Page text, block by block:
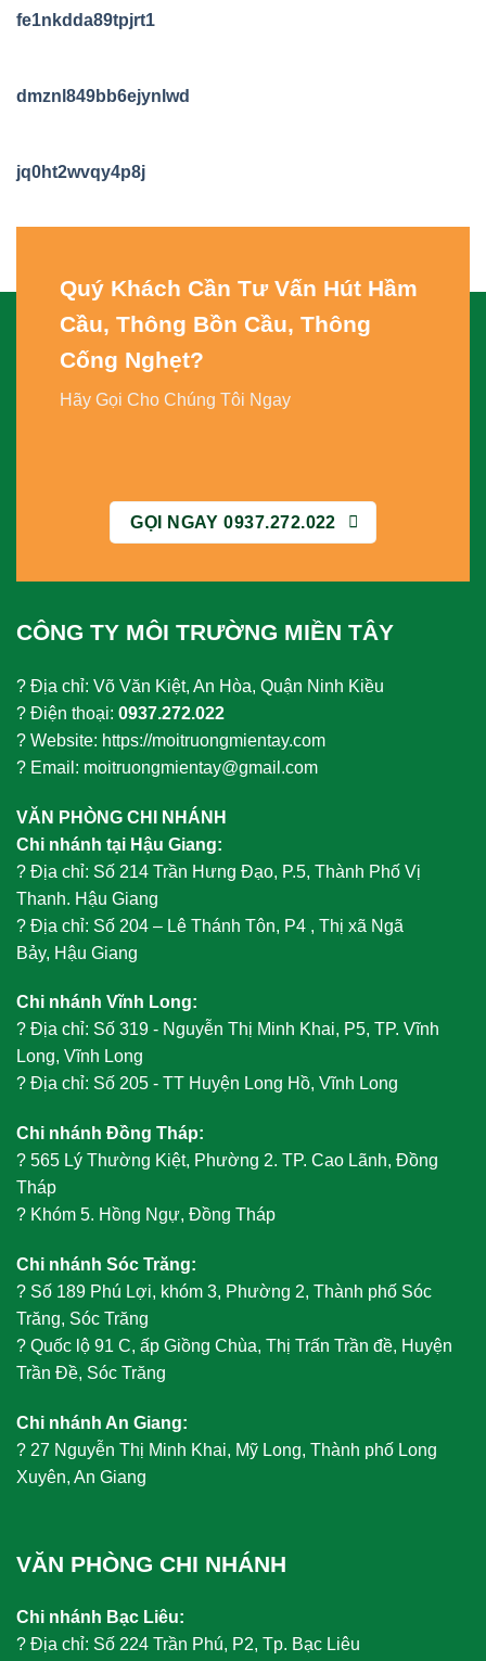
fe1nkdda89tpjrt1
dmznl849bb6ejynlwd
jq0ht2wvqy4p8j
Quý Khách Cần Tư Vấn Hút Hầm
Cầu, Thông Bồn Cầu, Thông
Cống Nghẹt?
Hãy Gọi Cho Chúng Tôi Ngay
GỌI NGAY 0937.272.022
CÔNG TY MÔI TRƯỜNG MIỀN TÂY
? Địa chỉ: Võ Văn Kiệt, An Hòa, Quận Ninh Kiều
? Điện thoại: 0937.272.022
? Website: https://moitruongmientay.com
? Email: moitruongmientay@gmail.com
VĂN PHÒNG CHI NHÁNH
Chi nhánh tại Hậu Giang:
? Địa chỉ: Số 214 Trần Hưng Đạo, P.5, Thành Phố Vị
Thanh. Hậu Giang
? Địa chỉ: Số 204 – Lê Thánh Tôn, P4 , Thị xã Ngã
Bảy, Hậu Giang
Chi nhánh Vĩnh Long:
? Địa chỉ: Số 319 - Nguyễn Thị Minh Khai, P5, TP. Vĩnh
Long, Vĩnh Long
? Địa chỉ: Số 205 - TT Huyện Long Hồ, Vĩnh Long
Chi nhánh Đồng Tháp:
? 565 Lý Thường Kiệt, Phường 2. TP. Cao Lãnh, Đồng
Tháp
? Khóm 5. Hồng Ngự, Đồng Tháp
Chi nhánh Sóc Trăng:
? Số 189 Phú Lợi, khóm 3, Phường 2, Thành phố Sóc
Trăng, Sóc Trăng
? Quốc lộ 91 C, ấp Giồng Chùa, Thị Trấn Trần đề, Huyện
Trần Đề, Sóc Trăng
Chi nhánh An Giang:
? 27 Nguyễn Thị Minh Khai, Mỹ Long, Thành phố Long
Xuyên, An Giang
VĂN PHÒNG CHI NHÁNH
Chi nhánh Bạc Liêu:
? Địa chỉ: Số 224 Trần Phú, P2, Tp. Bạc Liêu